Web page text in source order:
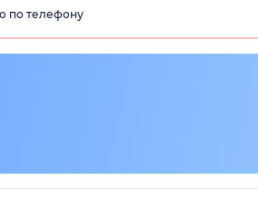
по телефону